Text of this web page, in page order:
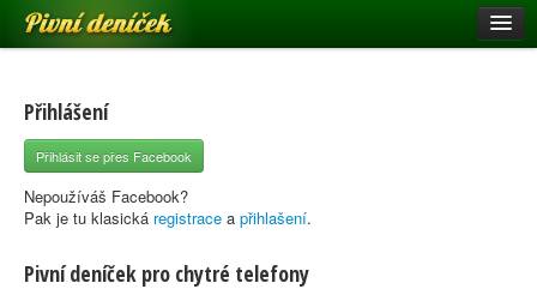
Pivní deníček
Pivní mapa
Pivní značky
Nápověda
Přihlášení
Přihlásit se přes Facebook
Nepoužíváš Facebook?
Pak je tu klasická registrace a přihlašení.
Pivní deníček pro chytré telefony